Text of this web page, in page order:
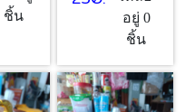
ชิ้น
อยู่ 0
ชิ้น